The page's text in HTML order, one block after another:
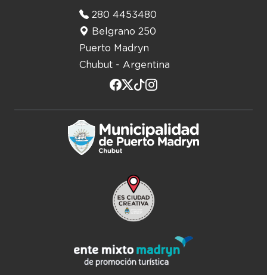
280 4453480
Belgrano 250
Puerto Madryn
Chubut - Argentina